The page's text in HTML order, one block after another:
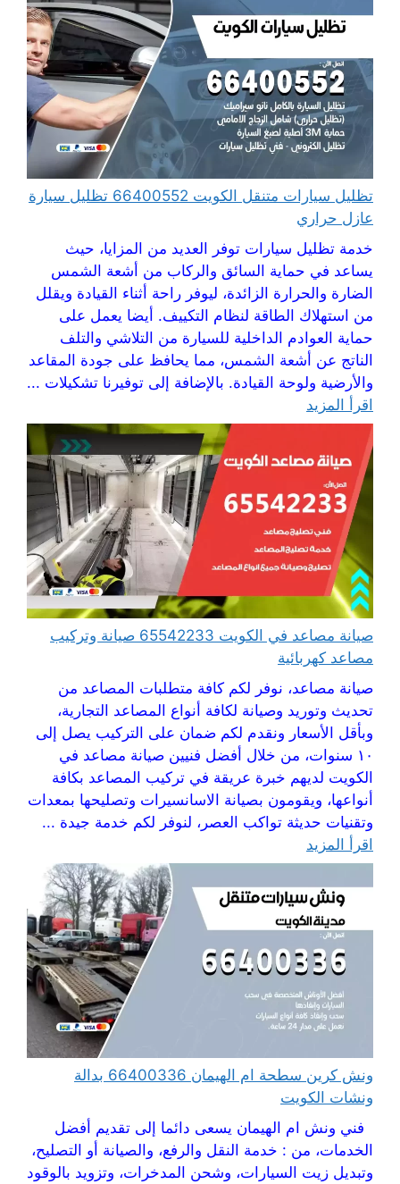
تظليل سيارات متنقل الكويت 66400552 تظليل سيارة
عازل حراري
خدمة تظليل سيارات توفر العديد من المزايا، حيث
يساعد في حماية السائق والركاب من أشعة الشمس
الضارة والحرارة الزائدة، ليوفر راحة أثناء القيادة ويقلل
من استهلاك الطاقة لنظام التكييف. أيضا يعمل على
حماية العوادم الداخلية للسيارة من التلاشي والتلف
الناتج عن أشعة الشمس، مما يحافظ على جودة المقاعد
والأرضية ولوحة القيادة. بالإضافة إلى توفيرنا تشكيلات ...
اقرأ المزيد
صيانة مصاعد في الكويت 65542233 صيانة وتركيب
مصاعد كهربائية
صيانة مصاعد، نوفر لكم كافة متطلبات المصاعد من
تحديث وتوريد وصيانة لكافة أنواع المصاعد التجارية،
وبأقل الأسعار ونقدم لكم ضمان على التركيب يصل إلى
١٠ سنوات، من خلال أفضل فنيين صيانة مصاعد في
الكويت لديهم خبرة عريقة في تركيب المصاعد بكافة
أنواعها، ويقومون بصيانة الاسانسيرات وتصليحها بمعدات
وتقنيات حديثة تواكب العصر، لنوفر لكم خدمة جيدة ...
اقرأ المزيد
ونش كرين سطحة ام الهيمان 66400336 بدالة
ونشات الكويت
فني ونش ام الهيمان يسعى دائما إلى تقديم أفضل
الخدمات، من : خدمة النقل والرفع، والصيانة أو التصليح،
وتبديل زيت السيارات، وشحن المدخرات، وتزويد بالوقود